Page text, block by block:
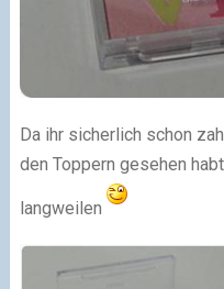
Da ihr sicherlich schon
den Toppern gesehen
langweilen